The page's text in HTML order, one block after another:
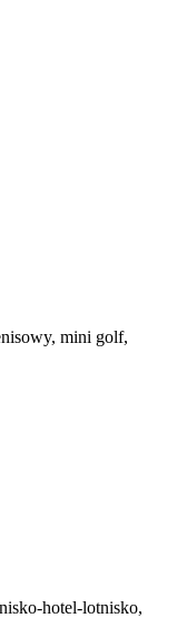
mini golf,
hotel-lotnisko,